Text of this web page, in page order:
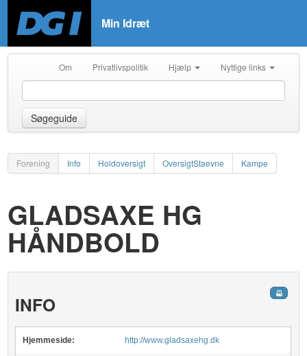
Min Idræt
Om Privatlivspolitik Hjælp Nyttige links
Søgeguide
Forening Info Holdoversigt OversigtStaevne Kampe
GLADSAXE HG
HÅNDBOLD
INFO
Hjemmeside: http://www.gladsaxehg.dk